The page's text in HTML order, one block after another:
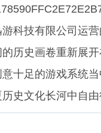
游科技有限公司运
历史画卷重新展
十足的游戏系统
史文化长河中自